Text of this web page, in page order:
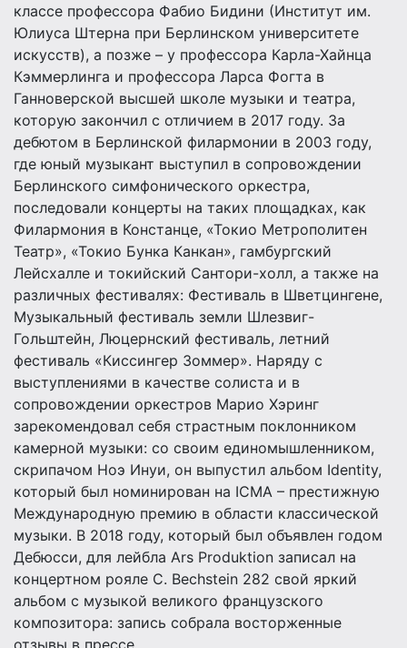
классе профессора Фабио Бидини (Институт им.
Юлиуса Штерна при Берлинском университете
искусств), а позже – у профессора Карла-Хайнца
Кэммерлинга и профессора Ларса Фогта в
Ганноверской высшей школе музыки и театра,
которую закончил с отличием в 2017 году. За
дебютом в Берлинской филармонии в 2003 году,
где юный музыкант выступил в сопровождении
Берлинского симфонического оркестра,
последовали концерты на таких площадках, как
Филармония в Констанце, «Токио Метрополитен
Театр», «Токио Бунка Канкан», гамбургский
Лейсхалле и токийский Сантори-холл, а также на
различных фестивалях: Фестиваль в Шветцингене,
Музыкальный фестиваль земли Шлезвиг-
Гольштейн, Люцернский фестиваль, летний
фестиваль «Киссингер Зоммер». Наряду с
выступлениями в качестве солиста и в
сопровождении оркестров Марио Хэринг
зарекомендовал себя страстным поклонником
камерной музыки: со своим единомышленником,
скрипачом Ноэ Инуи, он выпустил альбом Identity,
который был номинирован на ICMA – престижную
Международную премию в области классической
музыки. В 2018 году, который был объявлен годом
Дебюсси, для лейбла Ars Produktion записал на
концертном рояле C. Bechstein 282 свой яркий
альбом с музыкой великого французского
композитора: запись собрала восторженные